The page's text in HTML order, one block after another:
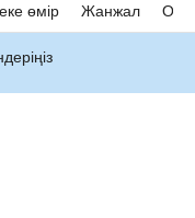
өмір Жанжал